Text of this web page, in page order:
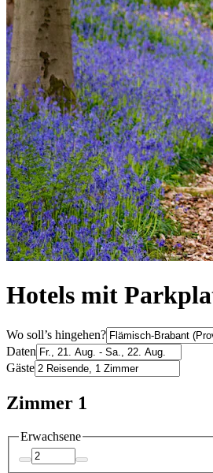
Hotels mit
Wo soll’s hingehen?
Daten
Gäste
Zimmer 1
Erwachsene